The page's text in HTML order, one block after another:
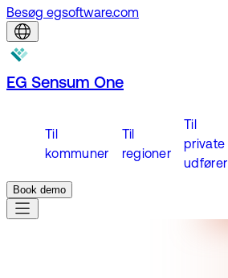
Besøg egsoftware.com
EG Sensum One
Til
kommuner
Til
regioner
Til
private
udfører
Book demo